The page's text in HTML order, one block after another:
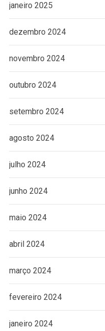
janeiro 2025
dezembro 2024
novembro 2024
outubro 2024
setembro 2024
agosto 2024
julho 2024
junho 2024
maio 2024
abril 2024
março 2024
fevereiro 2024
janeiro 2024